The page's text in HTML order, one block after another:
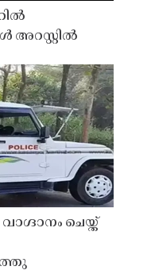
അറസ്റ്റിൽ
ചെയ്ത്